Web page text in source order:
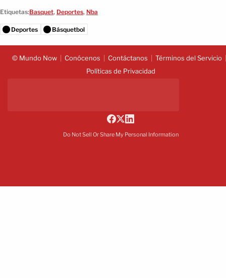
Etiquetas:Basquet, Deportes, Nba
Deportes Básquetbol
© Mundo Now Conócenos Contáctanos
Términos del Servicio
Políticas de Privacidad
Do Not Sell Or Share My Personal Information